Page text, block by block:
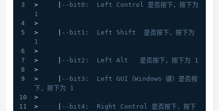
>     |
--bit0:  Left Control 是否按下，按下为
1
>
>     |
--bit1:  Left Shift  是否按下，按下为
1
>
>     |
>
>     |
--bit3:  Left GUI（Windows 键）是否按
下，按下为 1
>
>     |
--bit4:  Right Control 是否按下，按下